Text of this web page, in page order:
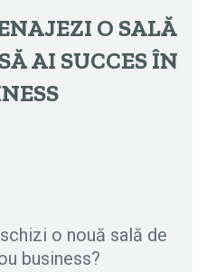
O SALĂ
AI SUCCES ÎN
o nouă sală de
business?